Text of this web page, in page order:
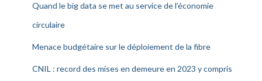
Quand le big data se met au service de l’économie
circulaire
Menace budgétaire sur le déploiement de la fibre
CNIL : record des mises en demeure en 2023 y compris